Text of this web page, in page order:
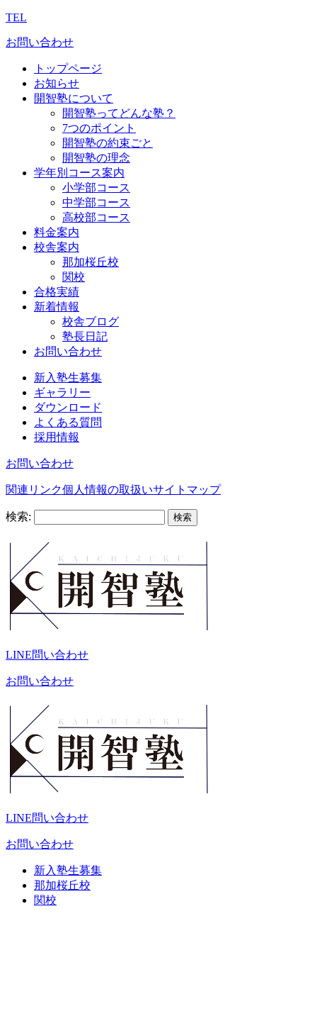
TEL
お問い合わせ
トップページ
お知らせ
開智塾について
開智塾ってどんな塾？
7つのポイント
開智塾の約束ごと
開智塾の理念
学年別コース案内
小学部コース
中学部コース
高校部コース
料金案内
校舎案内
那加桜丘校
関校
合格実績
新着情報
校舎ブログ
塾長日記
お問い合わせ
新入塾生募集
ギャラリー
ダウンロード
よくある質問
採用情報
お問い合わせ
関連リンク個人情報の取扱いサイトマップ
検索:
LINE問い合わせ
お問い合わせ
LINE問い合わせ
お問い合わせ
新入塾生募集
那加桜丘校
関校